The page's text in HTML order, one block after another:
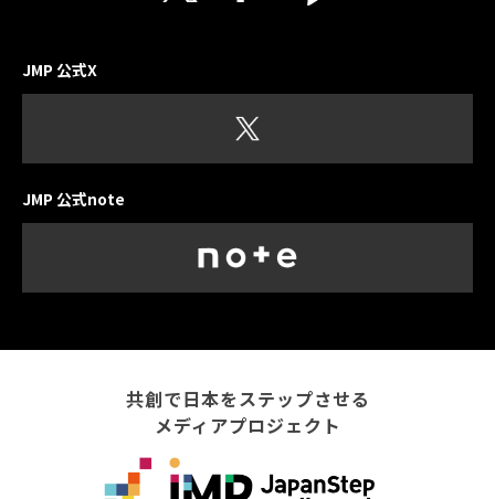
JMP 公式X
JMP 公式note
共創で日本をステップさせる
メディアプロジェクト